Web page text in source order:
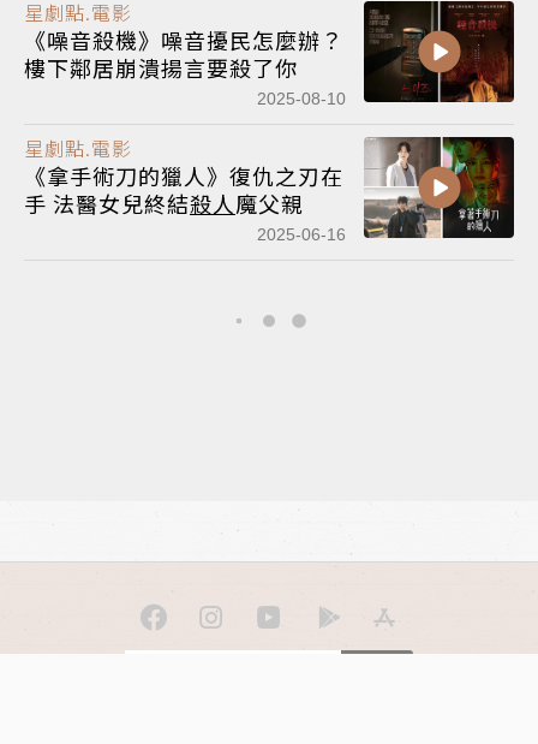
星劇點.電影
《噪音殺機》噪音擾民怎麼辦？
樓下鄰居崩潰揚言要殺了你
2025-08-10
星劇點.電影
《拿手術刀的獵人》復仇之刃在
手 法醫女兒終結殺人魔父親
2025-06-16